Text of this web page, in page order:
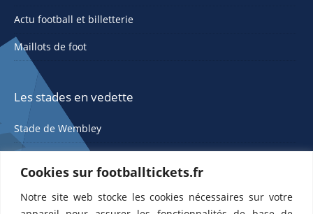
Cookies sur footballtickets.fr
Notre site web stocke les cookies nécessaires sur votre
Actu football et billetterie
Maillots de foot
Les stades en vedette
Stade de Wembley